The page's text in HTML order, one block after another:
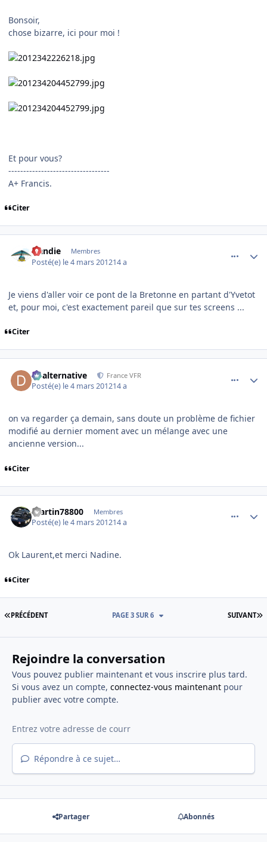
Bonsoir,
chose bizarre, ici pour moi !
Et pour vous?
----------------------------------
A+ Francis.
Citer
Handie Membres
Posté(e) le 4 mars 201214 a
Je viens d'aller voir ce pont de la Bretonne en partant d'Yvetot
et, pour moi, c'est exactement pareil que sur tes screens ...
Citer
dbalternative France VFR
Posté(e) le 4 mars 201214 a
on va regarder ça demain, sans doute un problème de fichier
modifié au dernier moment avec un mélange avec une
ancienne version...
Citer
martin78800 Membres
Posté(e) le 4 mars 201214 a
Ok Laurent,et merci Nadine.
Citer
PREMIÈRE PAGE
PRÉCÉDENT SUIVANT
PAGE 3 SUR 6
Rejoindre la conversation
Vous pouvez publier maintenant et vous inscrire plus tard.
Si vous avez un compte, connectez-vous maintenantpour
publier avec votre compte.
Répondre à ce sujet…
Partager Abonnés